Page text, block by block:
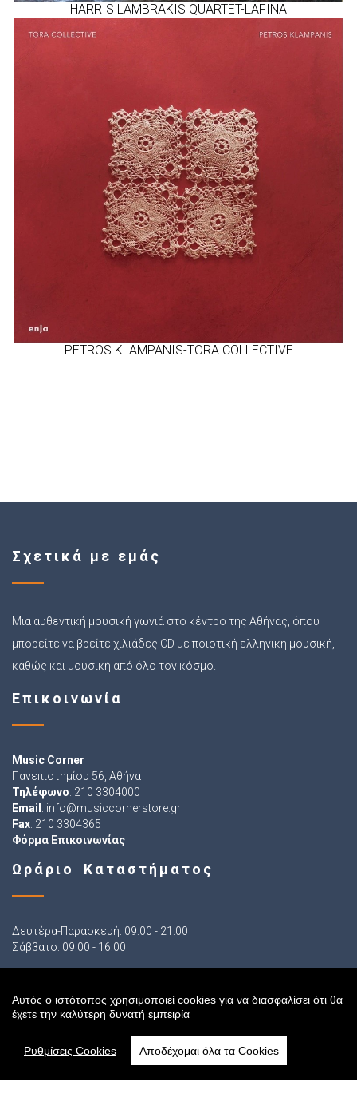
HARRIS LAMBRAKIS QUARTET-LAFINA
PETROS KLAMPANIS-TORA COLLECTIVE
Σχετικά με εμάς
Μια αυθεντική μουσική γωνιά στο κέντρο της Αθήνας, όπου
μπορείτε να βρείτε χιλιάδες CD με ποιοτική ελληνική μουσική,
καθώς και μουσική από όλο τον κόσμο.
Επικοινωνία
Music Corner
Πανεπιστημίου 56, Αθήνα
Τηλέφωνο: 210 3304000
Email : info@musiccornerstore.gr
Fax: 210 3304365
Φόρμα Επικοινωνίας
Ωράριο Καταστήματος
Δευτέρα-Παρασκευή: 09:00 - 21:00
Σάββατο: 09:00 - 16:00
Ακολουθήστε μας
Αυτός ο ιστότοπος χρησιμοποιεί cookies για να διασφαλίσει ότι θα
έχετε την καλύτερη δυνατή εμπειρία
Ρυθμίσεις Cookies Αποδέχομαι όλα τα Cookies